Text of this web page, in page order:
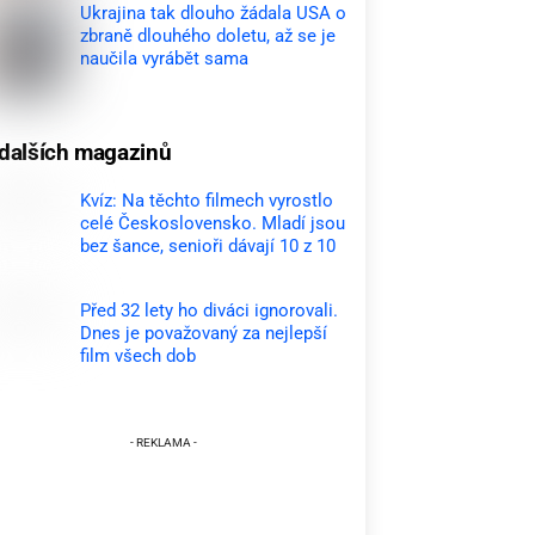
Ukrajina tak dlouho žádala USA o
zbraně dlouhého doletu, až se je
naučila vyrábět sama
magazinů
Kvíz: Na těchto filmech vyrostlo
celé Československo. Mladí jsou
bez šance, senioři dávají 10 z 10
Před 32 lety ho diváci ignorovali.
Dnes je považovaný za nejlepší
film všech dob